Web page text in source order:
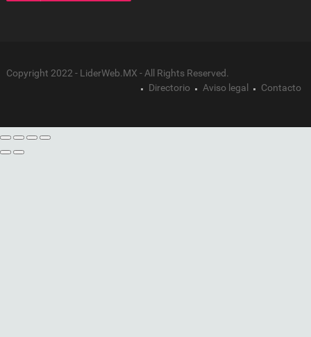
Copyright 2022 - LiderWeb.MX - All Rights Reserved.
Directorio
Aviso legal Contacto